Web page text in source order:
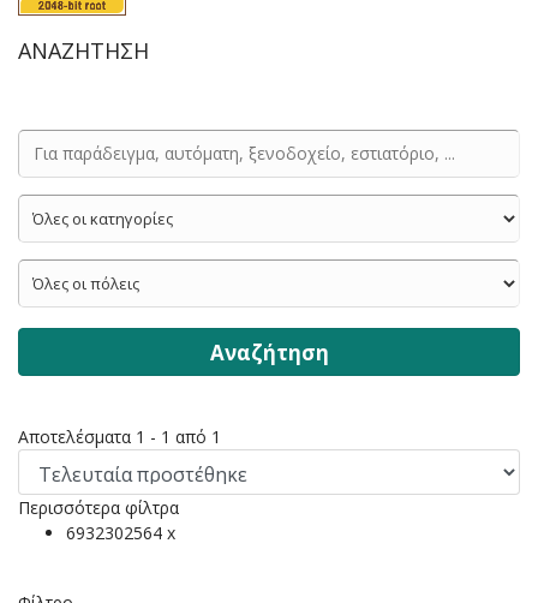
ΑΝΑΖΗΤΗΣΗ
Αναζήτηση
Αποτελέσματα 1 - 1 από 1
Περισσότερα φίλτρα
6932302564 x